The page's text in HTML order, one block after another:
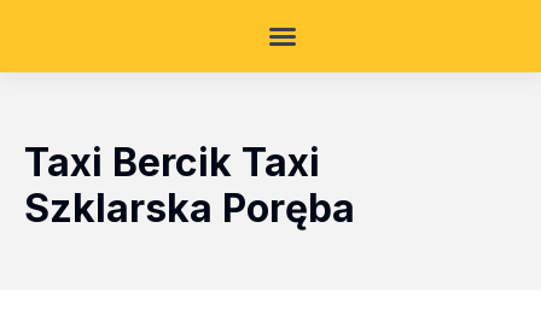
Taxi Bercik Taxi
Szklarska Poręba